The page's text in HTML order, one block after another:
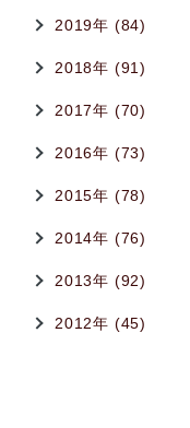
2019年 (84)
2018年 (91)
2017年 (70)
2016年 (73)
2015年 (78)
2014年 (76)
2013年 (92)
2012年 (45)